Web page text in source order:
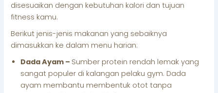
disesuaikan dengan kebutuhan kalori dan tujuan
fitness kamu.
Berikut jenis-jenis makanan yang sebaiknya
dimasukkan ke dalam menu harian:
Dada Ayam – Sumber protein rendah lemak yang
sangat populer di kalangan pelaku gym. Dada
ayam membantu membentuk otot tanpa